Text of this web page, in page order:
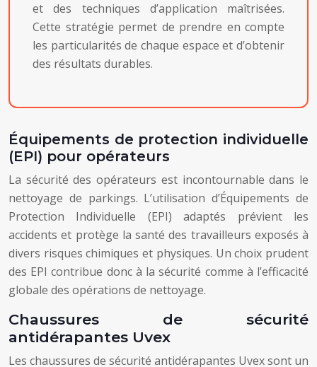
et des techniques d’application maîtrisées.
Cette stratégie permet de prendre en compte
les particularités de chaque espace et d’obtenir
des résultats durables.
Équipements de protection individuelle
(EPI) pour opérateurs
La sécurité des opérateurs est incontournable dans le
nettoyage de parkings. L’utilisation d’Équipements de
Protection Individuelle (EPI) adaptés prévient les
accidents et protège la santé des travailleurs exposés à
divers risques chimiques et physiques. Un choix prudent
des EPI contribue donc à la sécurité comme à l’efficacité
globale des opérations de nettoyage.
Chaussures de sécurité
antidérapantes Uvex
Les chaussures de sécurité antidérapantes Uvex sont un